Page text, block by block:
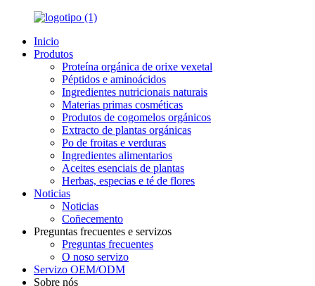
Inicio
Produtos
Proteína orgánica de orixe vexetal
Péptidos e aminoácidos
Ingredientes nutricionais naturais
Materias primas cosméticas
Produtos de cogomelos orgánicos
Extracto de plantas orgánicas
Po de froitas e verduras
Ingredientes alimentarios
Aceites esenciais de plantas
Herbas, especias e té de flores
Noticias
Noticias
Coñecemento
Preguntas frecuentes e servizos
Preguntas frecuentes
O noso servizo
Servizo OEM/ODM
Sobre nós